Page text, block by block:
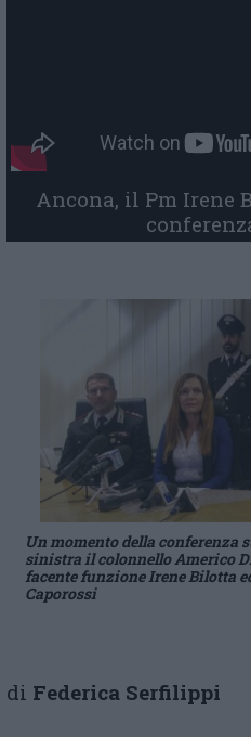
Ancona, il Pm
Un momento della conferenza
sinistra il colonnello Americo
facente funzione Irene Bilotta
Caporossi
di Federica Serfilippi